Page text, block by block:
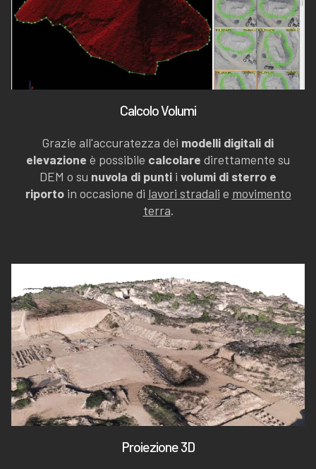
Calcolo Volumi
Grazie all'accuratezza dei modelli digitali di
elevazione è possibile calcolare direttamente su
DEM o su nuvola di punti i volumi di sterro e
riportoin occasione di lavori stradali e movimento
terra.
Proiezione 3D